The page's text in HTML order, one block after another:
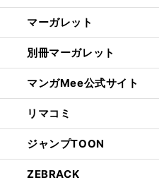
マーガレット
別冊マーガレット
マンガMee公式サイト
リマコミ
ジャンプTOON
ZEBRACK